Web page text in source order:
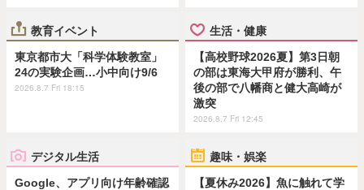
教育イベント
東京都市大「科学体験教室」
24の実験企画…小中向け9/6
2026.8.7 Fri 18:15
生活・健康
【高校野球2026夏】第3日朝
の部は東海大甲府が勝利、午
後の部で八幡商と健大高崎が
激突
2026.8.7 Fri 12:45
デジタル生活
Google、アプリ向け年齢確認
趣味・娯楽
【夏休み2026】魚に触れて学